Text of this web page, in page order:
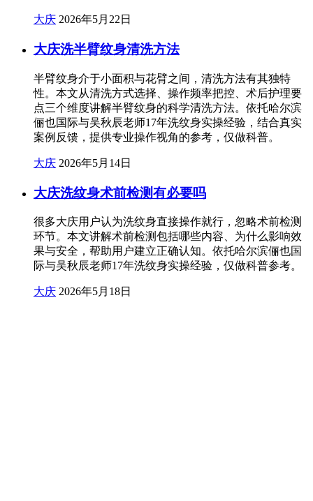
大庆 2026年5月22日
大庆洗半臂纹身清洗方法
半臂纹身介于小面积与花臂之间，清洗方法有其独特
性。本文从清洗方式选择、操作频率把控、术后护理要
点三个维度讲解半臂纹身的科学清洗方法。依托哈尔滨
俪也国际与吴秋辰老师17年洗纹身实操经验，结合真实
案例反馈，提供专业操作视角的参考，仅做科普。
大庆 2026年5月14日
大庆洗纹身术前检测有必要吗
很多大庆用户认为洗纹身直接操作就行，忽略术前检测
环节。本文讲解术前检测包括哪些内容、为什么影响效
果与安全，帮助用户建立正确认知。依托哈尔滨俪也国
际与吴秋辰老师17年洗纹身实操经验，仅做科普参考。
大庆 2026年5月18日